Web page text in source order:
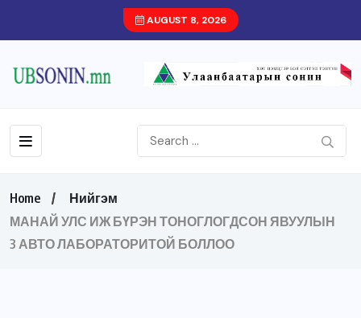
AUGUST 8, 2026
Home
Нийгэм
МАНАЙ УЛС ИЖ БҮРЭН ТОНОГЛОГДСОН ЯВУУЛЫН
3 АВТО ЛАБОРАТОРИТОЙ БОЛЛОО